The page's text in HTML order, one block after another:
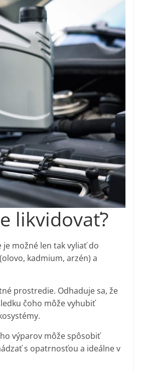
likvidovať?
je možné len tak vyliať do
kadmium, arzén) a
prostredie. Odhaduje sa, že
čoho môže vyhubiť
výparov môže spôsobiť
s opatrnosťou a ideálne v